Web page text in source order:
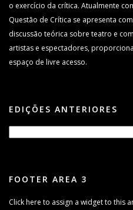
o exercício da crítica. Atualmente
Questão de Crítica se apresenta
discussão teórica sobre teatro e
artistas e espectadores,
espaço de livre acesso.
EDIÇÕES ANTERIORES
FOOTER AREA 3
Click here to assign a widget to this